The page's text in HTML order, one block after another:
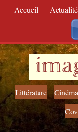
Accueil
Littérature Cinéma